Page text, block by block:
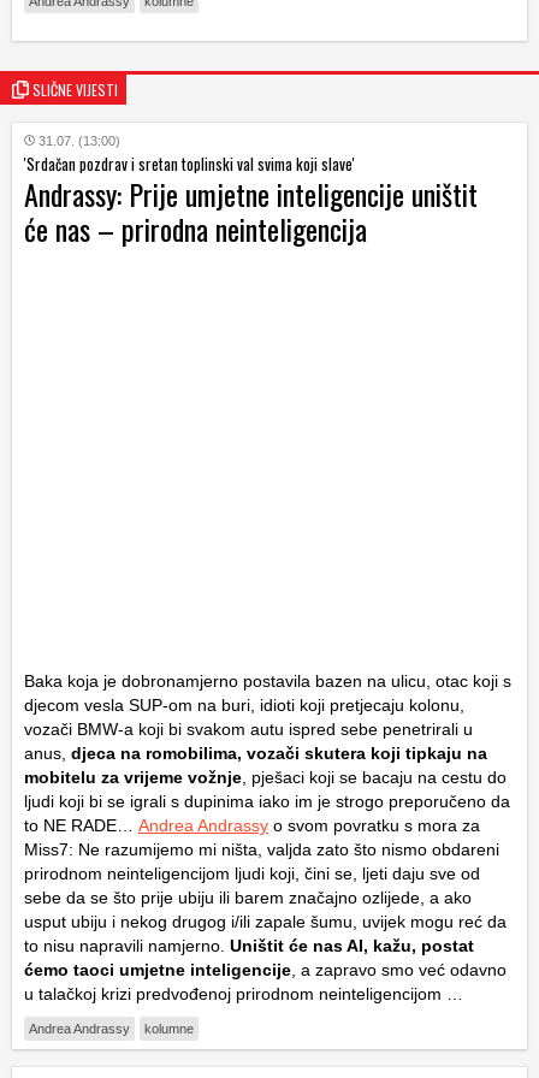
SLIČNE VIJESTI
31.07. (13:00)
'Srdačan pozdrav i sretan toplinski val svima koji slave'
Andrassy: Prije umjetne inteligencije uništit
će nas – prirodna neinteligencija
Baka koja je dobronamjerno postavila bazen na ulicu, otac koji s
djecom vesla SUP-om na buri, idioti koji pretjecaju kolonu,
vozači BMW-a koji bi svakom autu ispred sebe penetrirali u
anus, djeca na romobilima, vozači skutera koji tipkaju na
mobitelu za vrijeme vožnje, pješaci koji se bacaju na cestu do
ljudi koji bi se igrali s dupinima iako im je strogo preporučeno da
to NE RADE… Andrea Andrassy o svom povratku s mora za
Miss7: Ne razumijemo mi ništa, valjda zato što nismo obdareni
prirodnom neinteligencijom ljudi koji, čini se, ljeti daju sve od
sebe da se što prije ubiju ili barem značajno ozlijede, a ako
usput ubiju i nekog drugog i/ili zapale šumu, uvijek mogu reć da
to nisu napravili namjerno. Uništit će nas AI, kažu, postat
ćemo taoci umjetne inteligencije, a zapravo smo već odavno
u talačkoj krizi predvođenoj prirodnom neinteligencijom …
Andrea Andrassy kolumne